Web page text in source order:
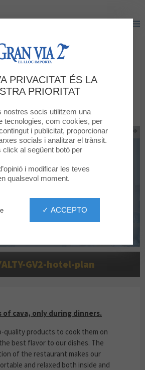
of cava, only during
dinners
GV2-hotel-plan
OF CAVA, ONLY DURING DINNERS
of cava, only during dinners.
quality products to cook them on
best flavor to our dishes. The
of the restaurant makes our
and relaxed both inside and
PRIVACITAT ÉS LA
PRIORITAT
nostres socis utilitzem una
tecnologies, com cookies, per
i publicitat, proporcionar
socials i analitzar el trànsit.
click al següent botó per
i modificar les teves
qualsevol moment.
✓ ACCEPTO